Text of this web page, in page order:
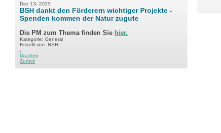
Dez 13, 2025
BSH dankt den Förderern wichtiger Projekte -
Spenden kommen der Natur zugute
Die PM zum Thema finden Sie hier.
Kategorie: General
Erstellt von: BSH
Drucken
Zurück